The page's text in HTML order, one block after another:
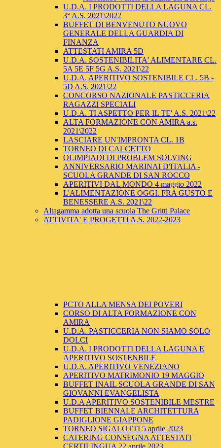
U.D.A. I PRODOTTI DELLA LAGUNA CL.
3° A.S. 2021\2022
BUFFET DI BENVENUTO NUOVO
GENERALE DELLA GUARDIA DI
FINANZA
ATTESTATI AMIRA 5D
U.D.A. SOSTENIBILITA' ALIMENTARE CL.
5A 5E 5F 5G A.S. 2021\22
U.D.A. APERITIVO SOSTENIBILE CL. 5B -
5D A.S. 2021\22
CONCORSO NAZIONALE PASTICCERIA
RAGAZZI SPECIALI
U.D.A. TI ASPETTO PER IL TE' A.S. 2021\22
ALTA FORMAZIONE CON AMIRA a.s.
2021\2022
LASCIARE UN'IMPRONTA CL. 1B
TORNEO DI CALCETTO
OLIMPIADI DI PROBLEM SOLVING
ANNIVERSARIO MARINAI D'ITALIA -
SCUOLA GRANDE DI SAN ROCCO
APERITIVI DAL MONDO 4 maggio 2022
L'ALIMENTAZIONE OGGI. FRA GUSTO E
BENESSERE A.S. 2021\22
Altagamma adotta una scuola The Gritti Palace
ATTIVITA' E PROGETTI A.S. 2022-2023
PCTO ALLA MENSA DEI POVERI
CORSO DI ALTA FORMAZIONE CON
AMIRA
U.D.A. PASTICCERIA NON SIAMO SOLO
DOLCI
U.D.A. I PRODOTTI DELLA LAGUNA E
APERITIVO SOSTENBILE
U.D.A. APERITIVO VENEZIANO
APERITIVO MATRIMONIO 19 MAGGIO
BUFFET INAIL SCUOLA GRANDE DI SAN
GIOVANNI EVANGELISTA
U.D.A APERITIVO SOSTENIBILE MESTRE
BUFFET BIENNALE ARCHITETTURA
PADIGLIONE GIAPPONE
TORNEO SIGALOTTI 5 aprile 2023
CATERING CONSEGNA ATTESTATI